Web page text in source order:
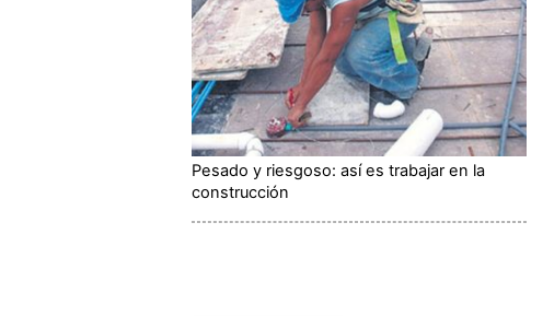
Pesado y riesgoso: así es trabajar en la
construcción